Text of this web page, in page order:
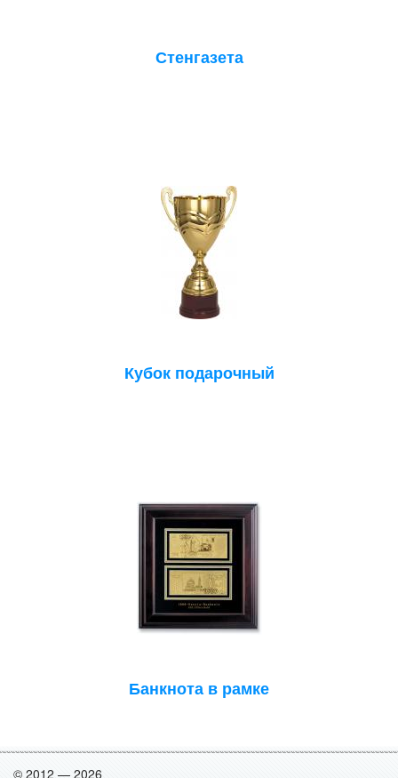
Стенгазета
Кубок подарочный
Банкнота в рамке
© 2012 — 2026